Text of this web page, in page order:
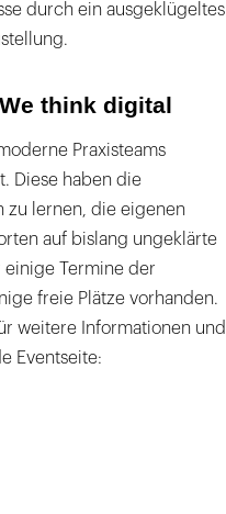
durch ein ausgeklügeltes
think digital
Praxisteams
Diese haben die
zu lernen, die eigenen
auf bislang ungeklärte
einige Termine der
freie Plätze vorhanden.
weitere Informationen und
Eventseite: